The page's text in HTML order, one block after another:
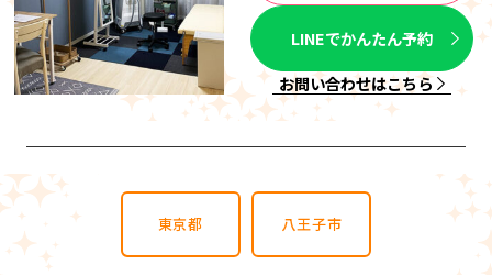
LINEでかんたん予約
お問い合わせはこちら
東京都 八王子市